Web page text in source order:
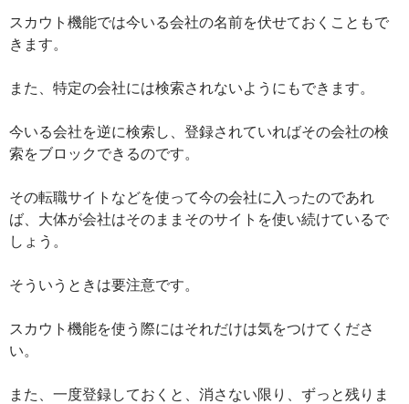
スカウト機能では今いる会社の名前を伏せておくこともで
きます。
また、特定の会社には検索されないようにもできます。
今いる会社を逆に検索し、登録されていればその会社の検
索をブロックできるのです。
その転職サイトなどを使って今の会社に入ったのであれ
ば、大体が会社はそのままそのサイトを使い続けているで
しょう。
そういうときは要注意です。
スカウト機能を使う際にはそれだけは気をつけてくださ
い。
また、一度登録しておくと、消さない限り、ずっと残りま